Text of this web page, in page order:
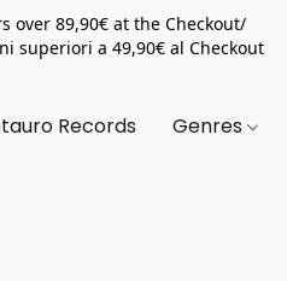
over 89,90€ at the Checkout/
superiori a 49,90€ al Checkout
Records Genres